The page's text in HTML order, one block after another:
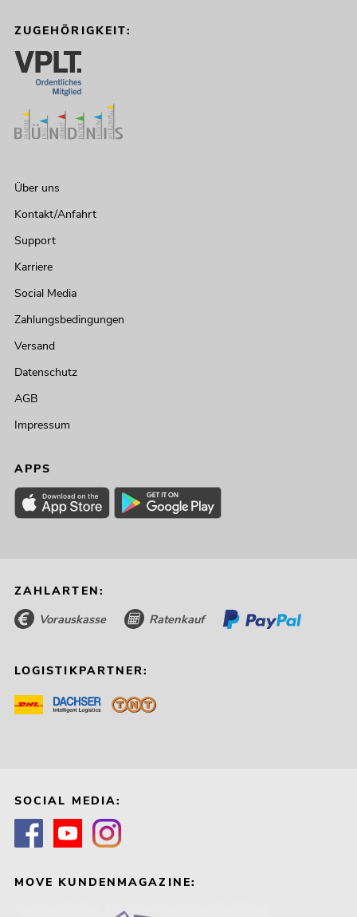
ZUGEHÖRIGKEIT:
Über uns
Kontakt/Anfahrt
Support
Karriere
Social Media
Zahlungsbedingungen
Versand
Datenschutz
AGB
Impressum
APPS
ZAHLARTEN:
Vorauskasse Ratenkauf
LOGISTIKPARTNER:
SOCIAL MEDIA:
MOVE KUNDENMAGAZINE: